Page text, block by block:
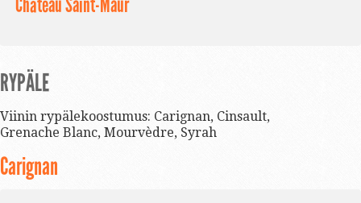
Château Saint-Maur
RYPÄLE
Viinin rypälekoostumus: Carignan, Cinsault,
Grenache Blanc, Mourvèdre, Syrah
Carignan